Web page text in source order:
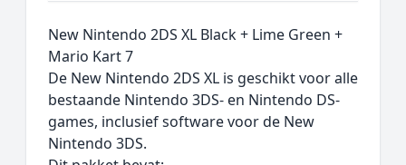
New Nintendo 2DS XL Black + Lime Green +
Mario Kart 7
De New Nintendo 2DS XL is geschikt voor alle
bestaande Nintendo 3DS- en Nintendo DS-
games, inclusief software voor de New
Nintendo 3DS.